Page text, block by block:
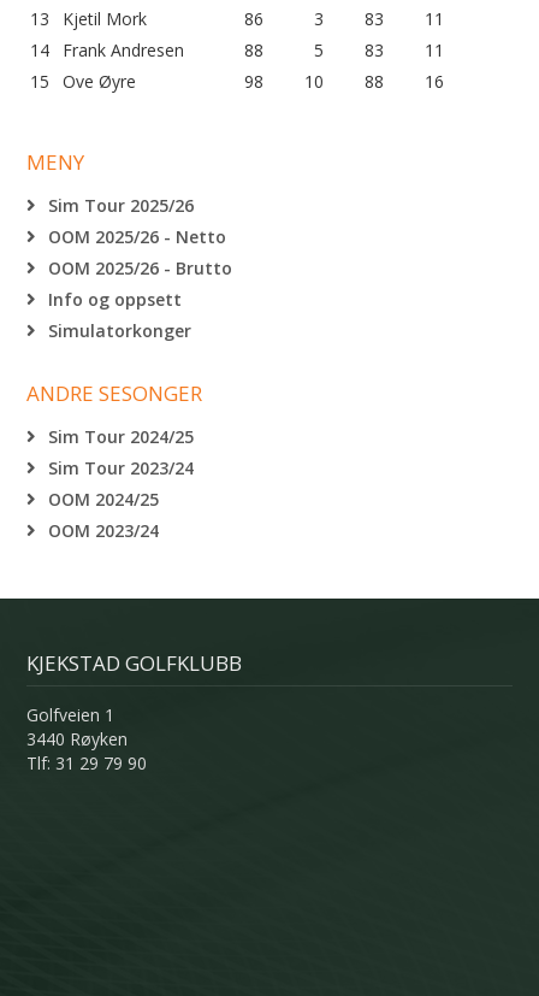
13
Kjetil Mork 86 3 83
11
14
Frank Andresen 88 5 83
11
15
Ove Øyre 98 10 88 16
MENY
Sim Tour 2025/26
OOM 2025/26 - Netto
OOM 2025/26 - Brutto
Info og oppsett
Simulatorkonger
ANDRE SESONGER
Sim Tour 2024/25
Sim Tour 2023/24
OOM 2024/25
OOM 2023/24
KJEKSTAD GOLFKLUBB
Golfveien 1
3440 Røyken
Tlf: 31 29 79 90